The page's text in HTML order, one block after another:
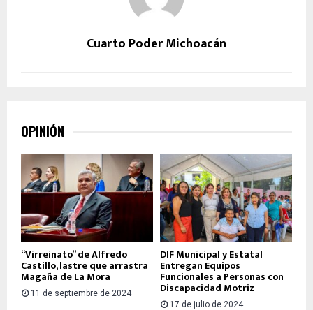
Cuarto Poder Michoacán
OPINIÓN
“Virreinato” de Alfredo
Castillo, lastre que arrastra
Magaña de La Mora
11 de septiembre de 2024
DIF Municipal y Estatal
Entregan Equipos
Funcionales a Personas con
Discapacidad Motriz
17 de julio de 2024